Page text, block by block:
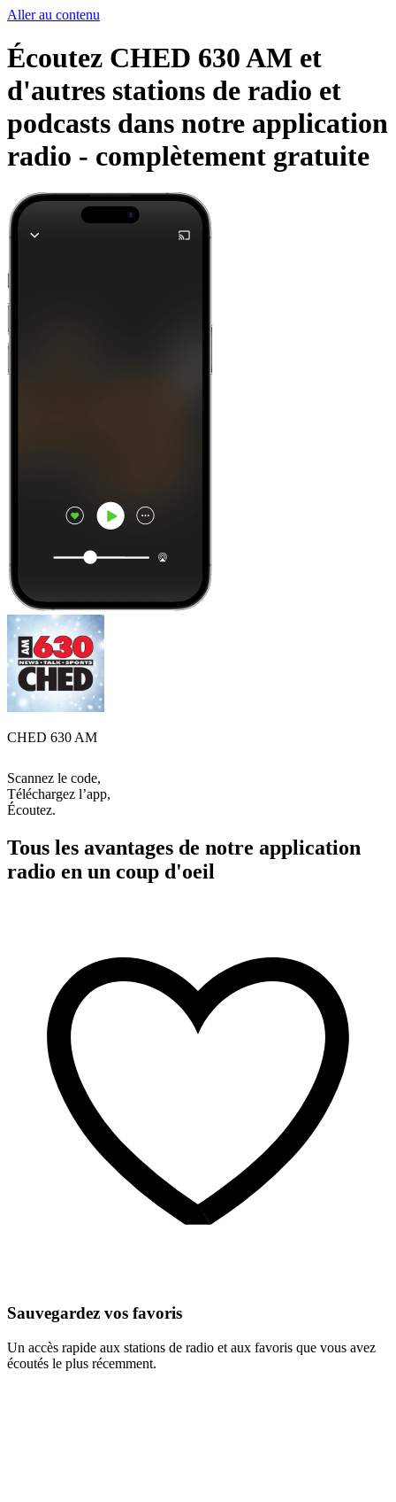
Aller au contenu
Écoutez CHED 630 AM et
d'autres stations de radio et
podcasts dans notre application
radio - complètement gratuite
CHED 630 AM
Scannez le code,
Téléchargez l’app,
Écoutez.
Tous les avantages de notre application
radio en un coup d'oeil
Sauvegardez vos favoris
Un accès rapide aux stations de radio et aux favoris que vous avez
écoutés le plus récemment.